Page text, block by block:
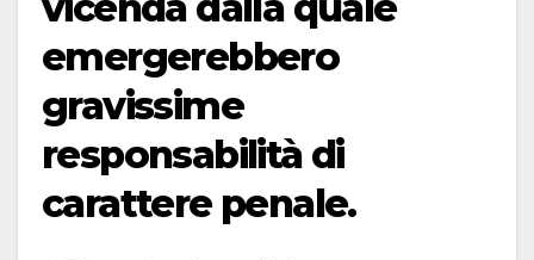
emergerebbero
gravissime
responsabilità di
carattere penale.